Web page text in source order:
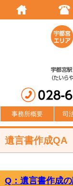
事務所概要 司
遺言書作成QA
Q：遺言書作成